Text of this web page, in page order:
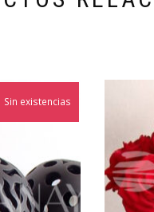
Sin existencias